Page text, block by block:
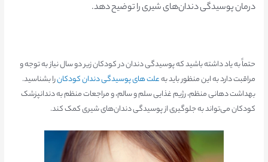
درمان پوسیدگی دندان‌های شیری را توضیح دهد.
حتماً به یاد داشته باشید که پوسیدگی دندان در کودکان زیر دو سال نیاز به توجه و
مراقبت دارد به این منظور باید بهعلت های پوسیدگی دندان کودکانرا بشناسید.
بهداشت دهانی منظم، رژیم غذایی سلم و سالم، و مراجعات منظم به دندانپزشک
کودکان می‌تواند به جلوگیری از پوسیدگی دندان‌های شیری کمک کند.